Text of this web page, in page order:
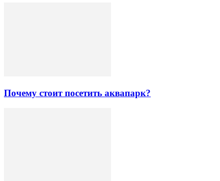
Почему стоит посетить аквапарк?